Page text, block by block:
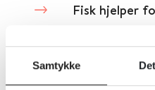
Samtykke
Fisk hjelper